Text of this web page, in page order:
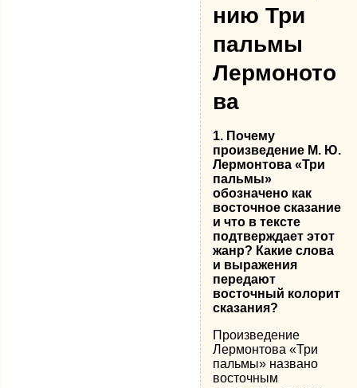
нию Три
пальмы
Лермоното
ва
1. Почему
произведение М. Ю.
Лермонтова «Три
пальмы»
обозначено как
восточное сказание
и что в тексте
подтверждает этот
жанр? Какие слова
и выражения
передают
восточный колорит
сказания?
Произведение
Лермонтова «Три
пальмы» названо
восточным